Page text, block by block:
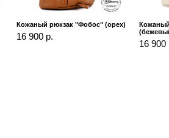
Кожаный рюкзак "Фобос" (орех)
16 900 р.
16 900